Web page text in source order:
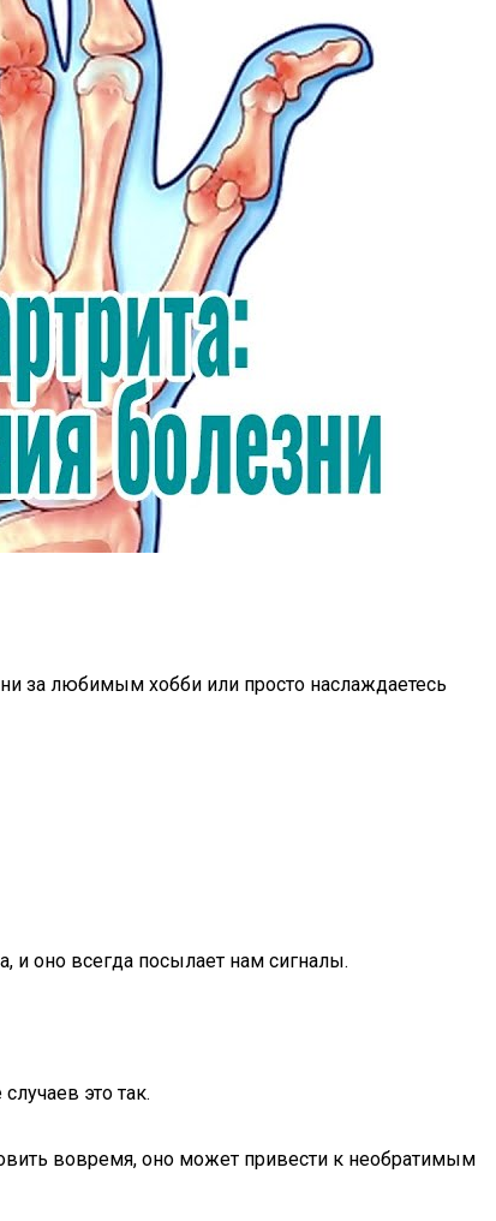
за любимым хобби или просто наслаждаетесь
и оно всегда посылает нам сигналы.
это так.
вовремя, оно может привести к необратимым